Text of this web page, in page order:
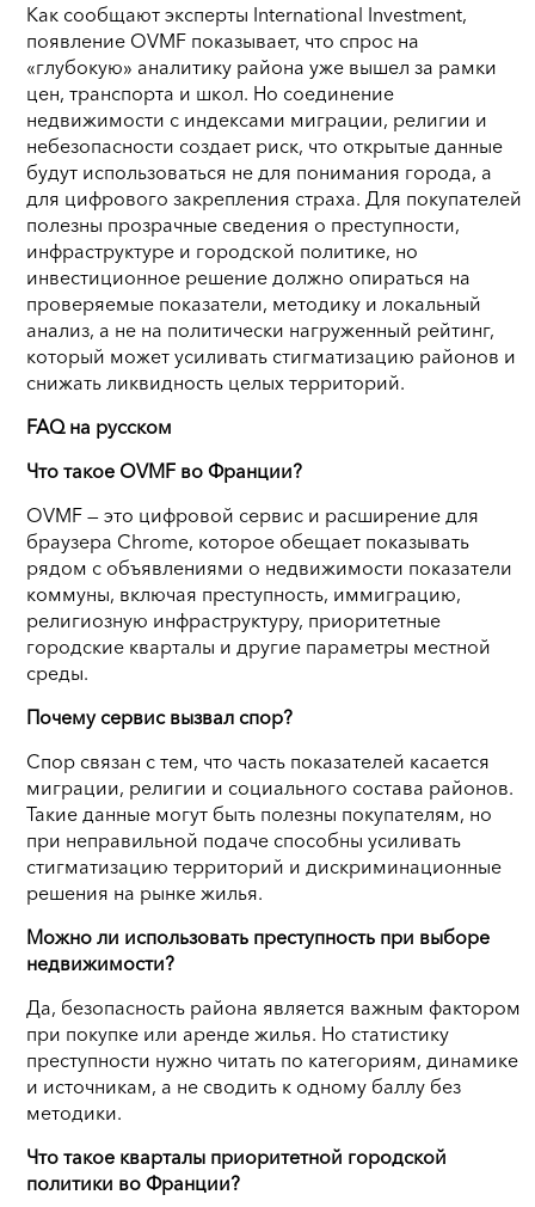
Как сообщают эксперты International Investment,
появление OVMF показывает, что спрос на
«глубокую» аналитику района уже вышел за рамки
цен, транспорта и школ. Но соединение
недвижимости с индексами миграции, религии и
небезопасности создает риск, что открытые данные
будут использоваться не для понимания города, а
для цифрового закрепления страха. Для покупателей
полезны прозрачные сведения о преступности,
инфраструктуре и городской политике, но
инвестиционное решение должно опираться на
проверяемые показатели, методику и локальный
анализ, а не на политически нагруженный рейтинг,
который может усиливать стигматизацию районов и
снижать ликвидность целых территорий.
FAQ на русском
Что такое OVMF во Франции?
OVMF — это цифровой сервис и расширение для
браузера Chrome, которое обещает показывать
рядом с объявлениями о недвижимости показатели
коммуны, включая преступность, иммиграцию,
религиозную инфраструктуру, приоритетные
городские кварталы и другие параметры местной
среды.
Почему сервис вызвал спор?
Спор связан с тем, что часть показателей касается
миграции, религии и социального состава районов.
Такие данные могут быть полезны покупателям, но
при неправильной подаче способны усиливать
стигматизацию территорий и дискриминационные
решения на рынке жилья.
Можно ли использовать преступность при выборе
недвижимости?
Да, безопасность района является важным фактором
при покупке или аренде жилья. Но статистику
преступности нужно читать по категориям, динамике
и источникам, а не сводить к одному баллу без
методики.
Что такое кварталы приоритетной городской
политики во Франции?